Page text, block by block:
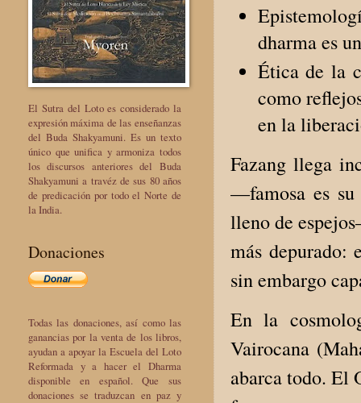
dharma es
Ética de la
como
en la
Fazang llega
—famosa es su
lleno de
más depurado:
sin embargo
En la
Vairocana
abarca todo. El
El Sutra del Loto es considerado la
expresión máxima de las enseñanzas
del Buda Shakyamuni. Es un texto
único que unifica y armoniza todos
los discursos anteriores del Buda
Shakyamuni a travéz de sus 80 años
de predicación por todo el Norte de
la India.
Donaciones
Todas las donaciones, así como las
ganancias por la venta de los libros,
ayudan a apoyar la Escuela del Loto
Reformada y a hacer el Dharma
disponible en español. Que sus
donaciones se traduzcan en paz y